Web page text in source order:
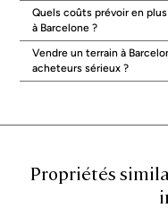
d’élargir la réflexion à un
à Barcelone, lorsque la
des prestations.
Documents et
avant toute offre
Cadastre et titres
:
documents, limites, accès.
: usage
Quels coûts prévoir en plus
à Barcelone ?
Vendre un terrain à
acheteurs sérieux ?
Propriétés